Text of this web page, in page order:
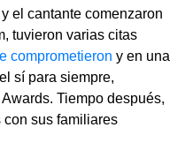
el cantante comenzaron
tuvieron varias citas
comprometieron y en una
sí para siempre,
Tiempo después,
sus familiares